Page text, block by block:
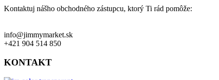
Kontaktuj nášho obchodného zástupcu, ktorý Ti rád pomôže:
info@jimmymarket.sk
+421 904 514 850
KONTAKT